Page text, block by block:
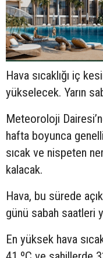
Hava sıcaklığı iç
yükselecek. Yarın
Meteoroloji
hafta boyunca
sıcak ve nispeten
kalacak.
Hava, bu sürede
günü sabah saatleri
En yüksek hava